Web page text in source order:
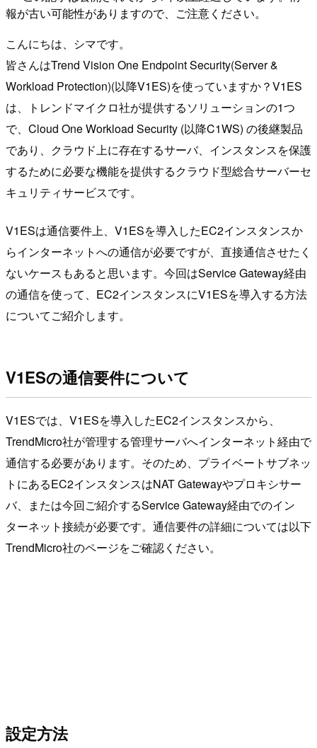
報が古い可能性がありますので、ご注意ください。
こんにちは、シマです。
皆さんはTrend Vision One Endpoint Security(Server &
Workload Protection)(以降V1ES)を使っていますか？V1ES
は、トレンドマイクロ社が提供するソリューションの1つ
で、Cloud One Workload Security (以降C1WS) の後継製品
であり、クラウド上に存在するサーバ、インスタンスを保護
するために必要な機能を提供するクラウド型総合サーバーセ
キュリティサービスです。
V1ESは通信要件上、V1ESを導入したEC2インスタンスか
らインターネットへの通信が必要ですが、直接通信させたく
ないケースもあると思います。今回はService Gateway経由
の通信を使って、EC2インスタンスにV1ESを導入する方法
についてご紹介します。
V1ESの通信要件について
V1ESでは、V1ESを導入したEC2インスタンスから、
TrendMicro社が管理する管理サーバへインターネット経由で
通信する必要があります。そのため、プライベートサブネッ
トにあるEC2インスタンスはNAT Gatewayやプロキシサー
バ、または今回ご紹介するService Gateway経由でのイン
ターネット接続が必要です。通信要件の詳細については以下
TrendMicro社のページをご確認ください。
設定方法